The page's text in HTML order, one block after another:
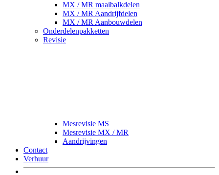
MX / MR maaibalkdelen
MX / MR Aandrijfdelen
MX / MR Aanbouwdelen
Onderdelenpakketten
Revisie
Mesrevisie MS
Mesrevisie MX / MR
Aandrijvingen
Contact
Verhuur